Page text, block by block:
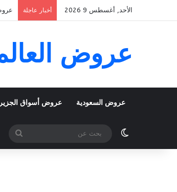
الأحد, أغسطس 9 2026 أخبار عاجلة عروض لولو
عروض
عروض السعودية عروض أسواق
الوضع المظلم
بحث
عن